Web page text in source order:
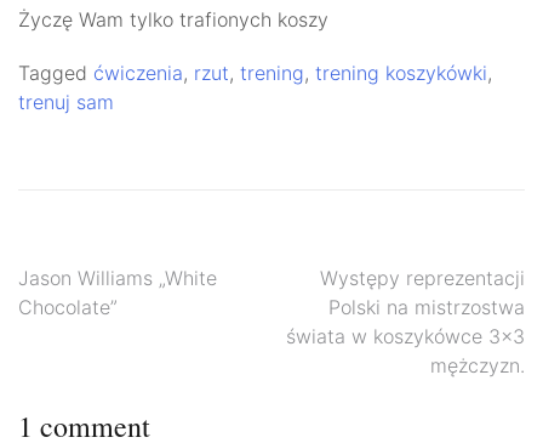
Życzę Wam tylko trafionych koszy
Tagged ćwiczenia, rzut, trening, trening koszykówki,
trenuj sam
Nawigacja
wpisu
Jason Williams „White
Chocolate”
Występy reprezentacji
Polski na mistrzostwa
świata w koszykówce 3×3
mężczyzn.
1 comment